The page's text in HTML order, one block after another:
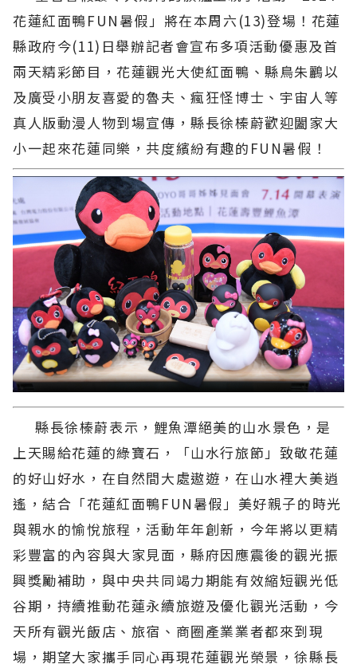
花蓮紅面鴨FUN暑假」將在本周六(13)登場！花蓮
縣政府今(11)日舉辦記者會宣布多項活動優惠及首
兩天精彩節目，花蓮觀光大使紅面鴨、縣鳥朱鸝以
及廣受小朋友喜愛的魯夫、瘋狂怪博士、宇宙人等
真人版動漫人物到場宣傳，縣長徐榛蔚歡迎闔家大
小一起來花蓮同樂，共度繽紛有趣的FUN暑假！
縣長徐榛蔚表示，鯉魚潭絕美的山水景色，是
上天賜給花蓮的綠寶石，「山水行旅節」致敬花蓮
的好山好水，在自然間大處遨遊，在山水裡大美逍
遙，結合「花蓮紅面鴨FUN暑假」美好親子的時光
與親水的愉悅旅程，活動年年創新，今年將以更精
彩豐富的內容與大家見面，縣府因應震後的觀光振
興獎勵補助，與中央共同竭力期能有效縮短觀光低
谷期，持續推動花蓮永續旅遊及優化觀光活動，今
天所有觀光飯店、旅宿、商圈產業業者都來到現
場，期望大家攜手同心再現花蓮觀光榮景，徐縣長